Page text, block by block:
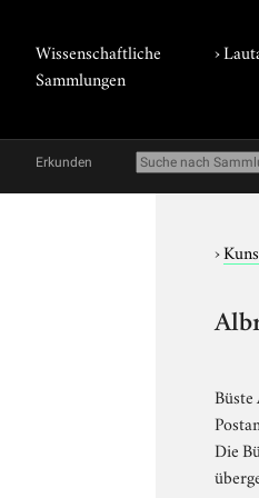
Wissenschaftliche
Sammlungen
›
Erkunden
›
Die